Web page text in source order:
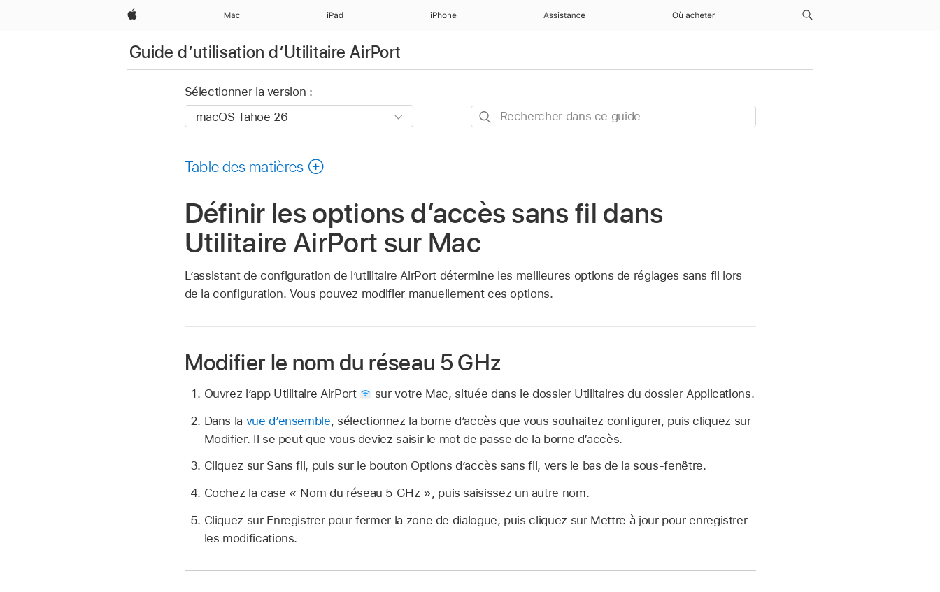
Apple Mac iPad iPhone Assistance Où acheter
Guide d’utilisation d’Utilitaire AirPort
Sélectionner la version :
Rechercher
Table des matières
Définir les options d’accès sans fil dans
Utilitaire AirPort sur Mac
L’assistant de configuration de l’utilitaire AirPort détermine les meilleures options de réglages sans fil lors
de la configuration. Vous pouvez modifier manuellement ces options.
Modifier le nom du réseau 5 GHz
Ouvrez l’app Utilitaire AirPort
sur votre Mac, située dans le dossier Utilitaires du dossier Applications.
Dans la vue d’ensemble, sélectionnez la borne d’accès que vous souhaitez configurer, puis cliquez sur
Modifier. Il se peut que vous deviez saisir le mot de passe de la borne d’accès.
Cliquez sur Sans fil, puis sur le bouton Options d’accès sans fil, vers le bas de la sous-fenêtre.
Cochez la case « Nom du réseau 5 GHz », puis saisissez un autre nom.
Cliquez sur Enregistrer pour fermer la zone de dialogue, puis cliquez sur Mettre à jour pour enregistrer
les modifications.